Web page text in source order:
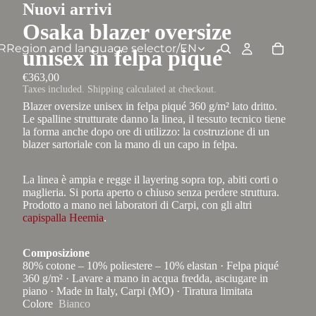
Region and language selector/EN
Nuovi arrivi
Osaka blazer oversize
unisex in felpa piqué
€363,00
Taxes included. Shipping calculated at checkout.
Blazer oversize unisex in felpa piqué 360 g/m² lato dritto.
Le spalline strutturate danno la linea, il tessuto tecnico tiene
la forma anche dopo ore di utilizzo: la costruzione di un
blazer sartoriale con la mano di un capo in felpa.
La linea è ampia e regge il layering sopra top, abiti corti o
maglieria. Si porta aperto o chiuso senza perdere struttura.
Prodotto a mano nei laboratori di Carpi, con gli altri
capispalla Heemia.
Composizione
80% cotone – 10% poliestere – 10% elastan · Felpa piqué
360 g/m² · Lavare a mano in acqua fredda, asciugare in
piano · Made in Italy, Carpi (MO) · Tiratura limitata
Colore Bianco